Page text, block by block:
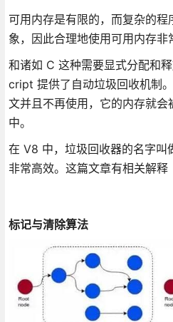
可用内存是有限的，而复杂的
象，因此合理地使用可用内存非
和诸如 C 这种需要显式分配和
cript 提供了自动垃圾回收机制
文并且不再使用，它的内存就
中。
在 V8 中，垃圾回收器的名字
非常高效。这篇文章有相关解释
标记与清除算法